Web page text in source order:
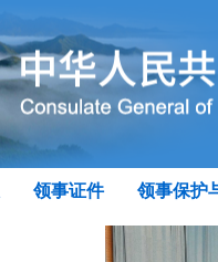
领事证件 领事保护